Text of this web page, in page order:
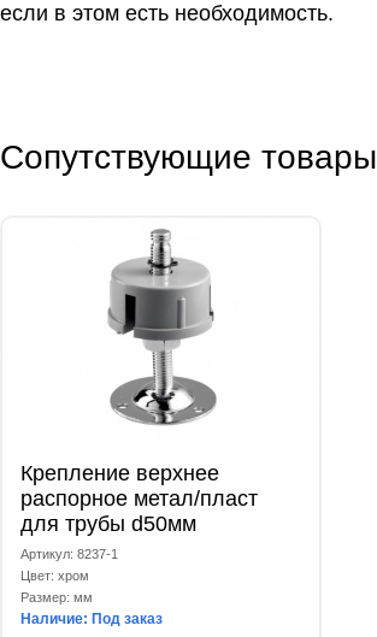
если в этом есть необходимость.
Сопутствующие товары
Крепление верхнее
распорное метал/пласт
для трубы d50мм
Артикул: 8237-1
Цвет: хром
Размер: мм
Наличие: Под заказ